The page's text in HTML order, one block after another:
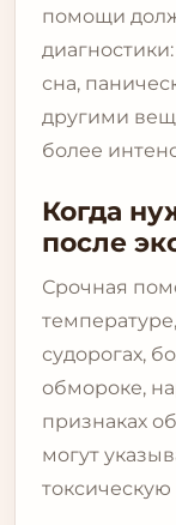
помощи
сна,
другими
более
Когда
после
Срочная
судорогах,
обмороке,
признаках
могут